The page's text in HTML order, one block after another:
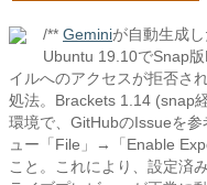
/** Geminiが自動生成
Ubuntu 19.10でSnap
イルへのアクセスが拒否さ
処法。Brackets 1.14 (snap
環境で、GitHubのIssueを
ュー「File」→「Enable
こと。これにより、設定済